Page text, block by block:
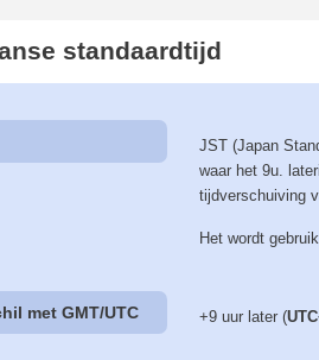
standaardtijd
JST (Japan
waar het 9u.
tijdverschuiving
Het wordt
met GMT/UTC +9 uur later (